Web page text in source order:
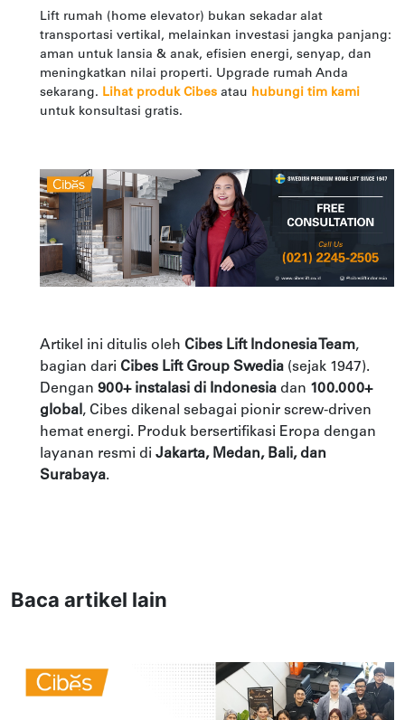
Lift rumah (home elevator) bukan sekadar alat
transportasi vertikal, melainkan investasi jangka panjang:
aman untuk lansia & anak, efisien energi, senyap, dan
meningkatkan nilai properti. Upgrade rumah Anda
sekarang.
Lihat produk Cibes atau
hubungi tim kami
untuk konsultasi gratis.
Artikel ini ditulis oleh Cibes Lift Indonesia Team,
bagian dari Cibes Lift Group Swedia (sejak 1947).
Dengan 900+ instalasi di Indonesia dan 100.000+
global , Cibes dikenal sebagai pionir screw-driven
hemat energi. Produk bersertifikasi Eropa dengan
layanan resmi di Jakarta, Medan, Bali, dan
Surabaya.
Baca artikel lain